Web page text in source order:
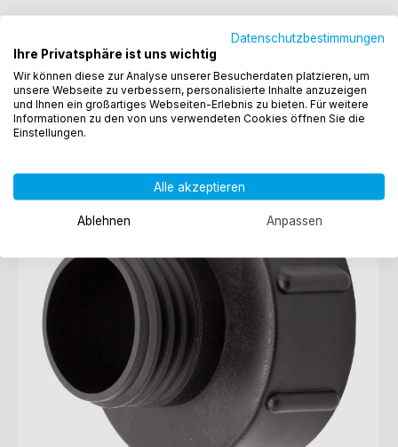
S100x8 x S60x6
Datenschutzbestimmungen
Ihre Privatsphäre ist uns wichtig
Wir können diese zur Analyse unserer Besucherdaten platzieren, um
unsere Webseite zu verbessern, personalisierte Inhalte anzuzeigen
und Ihnen ein großartiges Webseiten-Erlebnis zu bieten. Für weitere
Informationen zu den von uns verwendeten Cookies öffnen Sie die
Einstellungen.
Alle akzeptieren
Ablehnen Anpassen